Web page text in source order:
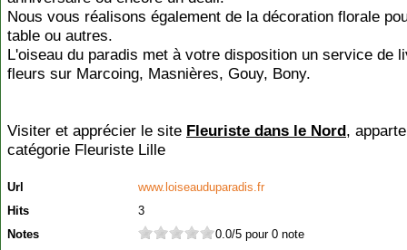
Nous vous réalisons également de la décoration florale
table ou autres.
L'oiseau du paradis met à votre disposition un service de
fleurs sur Marcoing, Masnières, Gouy, Bony.
Visiter et apprécier le site Fleuriste dans le Nord,
catégorie Fleuriste Lille
Url
www.loiseauduparadis.fr
Hits
3
Notes
0.0/5 pour 0 note